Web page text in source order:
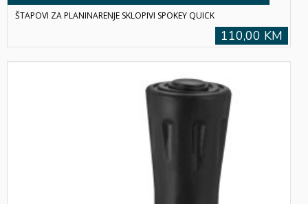
ŠTAPOVI ZA PLANINARENJE SKLOPIVI SPOKEY QUICK
110,00 KM